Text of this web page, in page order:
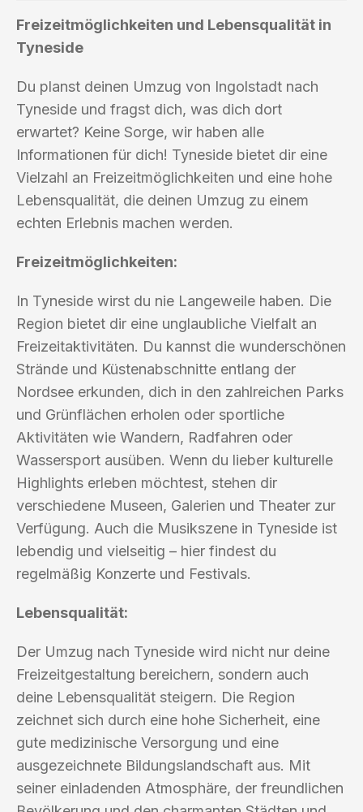
Freizeitmöglichkeiten und Lebensqualität in
Tyneside
Du planst deinen Umzug von Ingolstadt nach
Tyneside und fragst dich, was dich dort
erwartet? Keine Sorge, wir haben alle
Informationen für dich! Tyneside bietet dir eine
Vielzahl an Freizeitmöglichkeiten und eine hohe
Lebensqualität, die deinen Umzug zu einem
echten Erlebnis machen werden.
Freizeitmöglichkeiten:
In Tyneside wirst du nie Langeweile haben. Die
Region bietet dir eine unglaubliche Vielfalt an
Freizeitaktivitäten. Du kannst die wunderschönen
Strände und Küstenabschnitte entlang der
Nordsee erkunden, dich in den zahlreichen Parks
und Grünflächen erholen oder sportliche
Aktivitäten wie Wandern, Radfahren oder
Wassersport ausüben. Wenn du lieber kulturelle
Highlights erleben möchtest, stehen dir
verschiedene Museen, Galerien und Theater zur
Verfügung. Auch die Musikszene in Tyneside ist
lebendig und vielseitig – hier findest du
regelmäßig Konzerte und Festivals.
Lebensqualität:
Der Umzug nach Tyneside wird nicht nur deine
Freizeitgestaltung bereichern, sondern auch
deine Lebensqualität steigern. Die Region
zeichnet sich durch eine hohe Sicherheit, eine
gute medizinische Versorgung und eine
ausgezeichnete Bildungslandschaft aus. Mit
seiner einladenden Atmosphäre, der freundlichen